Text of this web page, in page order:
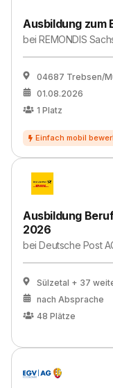
Ausbildung
beiREMONDIS
04687 Trebsen/
01.08.2026
1 Platz
Ausbildung
2026
beiDeutsche Post
Sülzetal + 37
nach Absprache
48 Plätze